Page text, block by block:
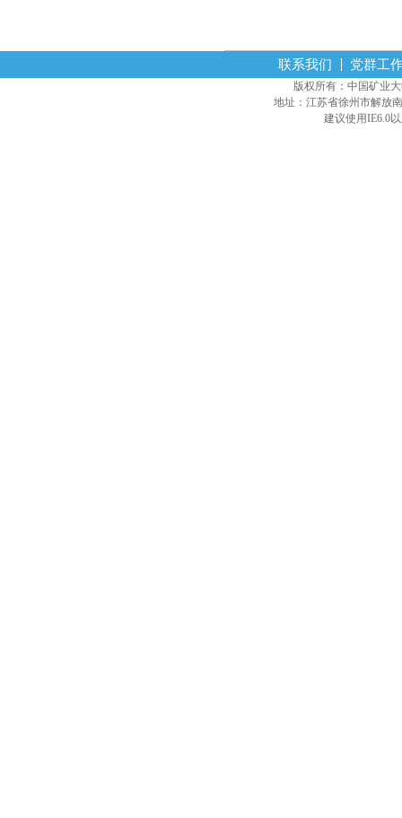
联系我们 党群工
版权所有：中国矿业
地址：江苏省徐州市解放
建议使用IE6.0